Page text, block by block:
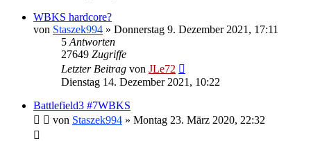
WBKS hardcore?
von Staszek994 » Donnerstag 9. Dezember 2021, 17:11
5 Antworten
27649 Zugriffe
Letzter Beitrag von JLe72
Dienstag 14. Dezember 2021, 10:22
Battlefield3 #7WBKS
von Staszek994 » Montag 23. März 2020, 22:32